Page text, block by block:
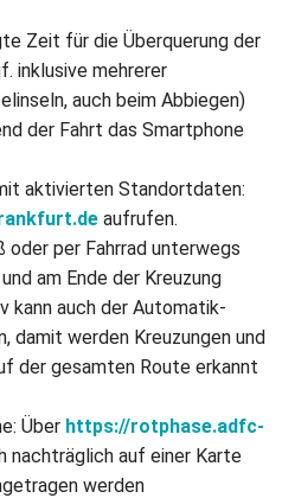
Zeit für die Überquerung der
inklusive mehrerer
auch beim Abbiegen)
der Fahrt das Smartphone
aktivierten Standortdaten:
aufrufen.
oder per Fahrrad unterwegs
am Ende der Kreuzung
kann auch der Automatik-
damit werden Kreuzungen und
der gesamten Route erkannt
Über https://rotphase.adfc-
nachträglich auf einer Karte
werden